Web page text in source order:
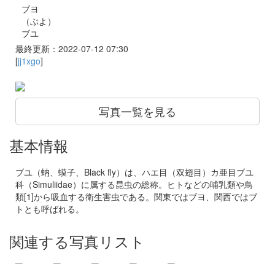
ブヨ
（ぶよ）
ブユ
最終更新：2022-07-12 07:30
[jj1xgo]
写真一覧を見る
基本情報
ブユ（蚋、蟆子、Black fly）は、ハエ目（双翅目）カ亜目ブユ
科（Simuliidae）に属する昆虫の総称。ヒトなどの哺乳類や鳥
類[1]から吸血する衛生害虫である。関東ではブヨ、関西ではブ
トとも呼ばれる。
関連する写真リスト